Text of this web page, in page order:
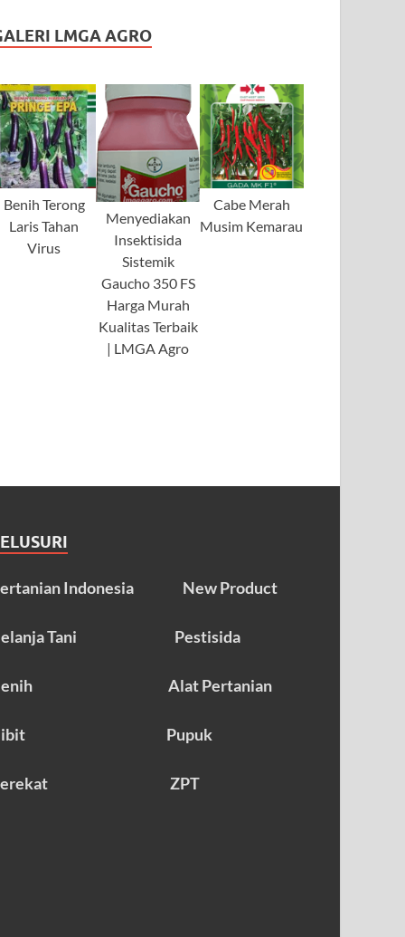
LMGA AGRO
Benih Terong
Laris Tahan
Virus
Menyediakan
Insektisida
Sistemik
Gaucho 350 FS
Harga Murah
Kualitas Terbaik
| LMGA Agro
Cabe Merah
Musim Kemarau
Indonesia New Product
Tani Pestisida
Alat Pertanian
Pupuk
ZPT